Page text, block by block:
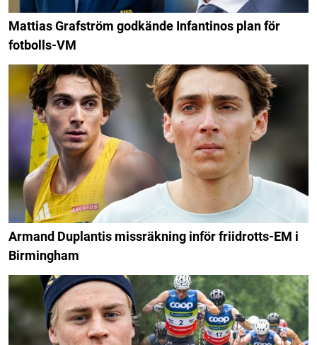
Mattias Grafström godkände Infantinos plan för
fotbolls-VM
Armand Duplantis missräkning inför friidrotts-EM i
Birmingham